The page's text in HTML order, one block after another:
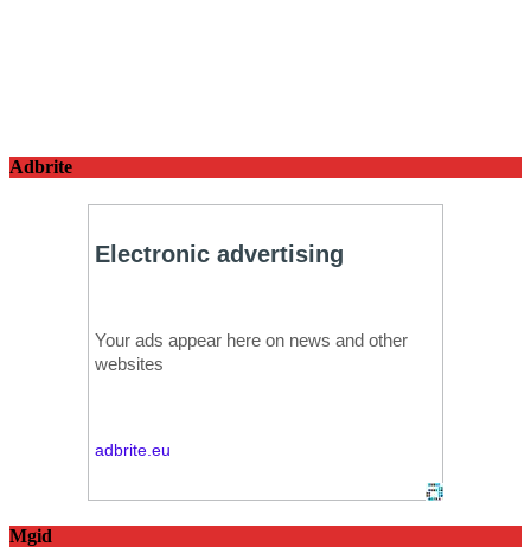
Adbrite
Mgid